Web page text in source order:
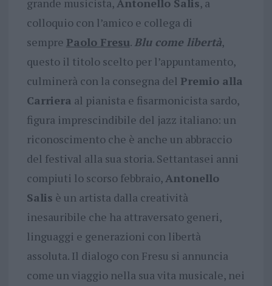
grande musicista,Antonello Salis, a
colloquio con l’amico e collega di
sempre Paolo Fresu. Blu come libertà,
questo il titolo scelto per l’appuntamento,
culminerà con la consegna del Premio alla
Carriera al pianista e fisarmonicista sardo,
figura imprescindibile del jazz italiano: un
riconoscimento che è anche un abbraccio
del festival alla sua storia. Settantasei anni
compiuti lo scorso febbraio,Antonello
Salis è un artista dalla creatività
inesauribile che ha attraversato generi,
linguaggi e generazioni con libertà
assoluta. Il dialogo con Fresu si annuncia
come un viaggio nella sua vita musicale, nei